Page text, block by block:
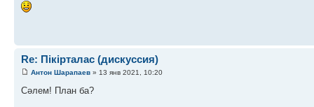
Re: Пікірталас (дискуссия)
Антон Шарапаев » 13 янв 2021, 10:20
Сәлем! План ба?